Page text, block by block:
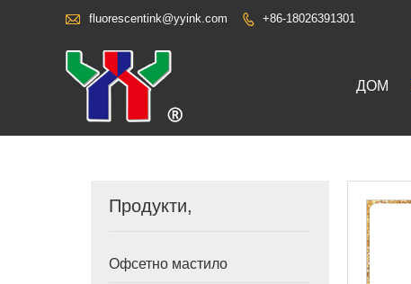
 fluorescentink@yyink.com  +86-18026391301
ДОМ
Продукти,
Офсетно мастило